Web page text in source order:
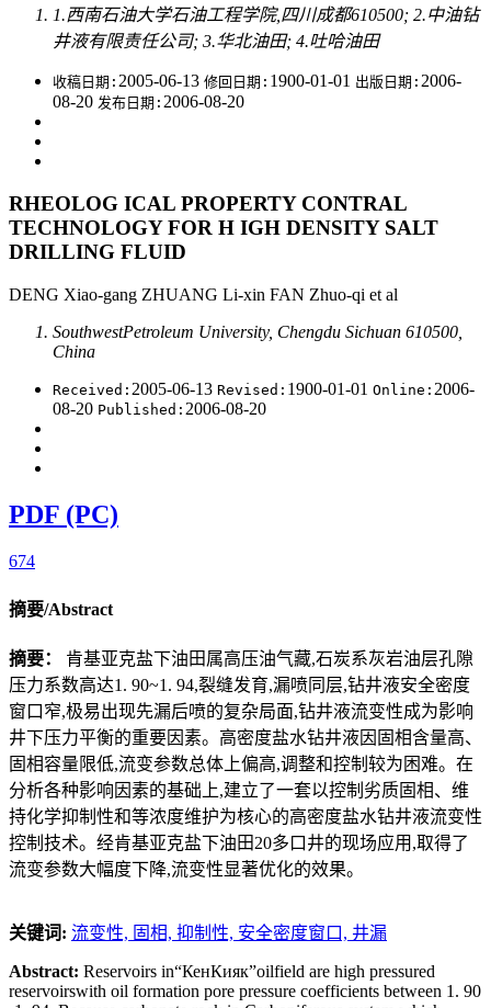
1.西南石油大学石油工程学院,四川成都610500; 2.中油钻
井液有限责任公司; 3.华北油田; 4.吐哈油田
收稿日期: 2005-06-13 修回日期: 1900-01-01 出版日期: 2006-
08-20 发布日期: 2006-08-20
RHEOLOG ICAL PROPERTY CONTRAL
TECHNOLOGY FOR H IGH DENSITY SALT
DRILLING FLUID
DENG Xiao-gang ZHUANG Li-xin FAN Zhuo-qi et al
SouthwestPetroleum University, Chengdu Sichuan 610500,
China
Received: 2005-06-13 Revised: 1900-01-01 Online: 2006-
08-20 Published: 2006-08-20
PDF (PC)
674
摘要/Abstract
摘要： 肯基亚克盐下油田属高压油气藏,石炭系灰岩油层孔隙
压力系数高达1. 90~1. 94,裂缝发育,漏喷同层,钻井液安全密度
窗口窄,极易出现先漏后喷的复杂局面,钻井液流变性成为影响
井下压力平衡的重要因素。高密度盐水钻井液因固相含量高、
固相容量限低,流变参数总体上偏高,调整和控制较为困难。在
分析各种影响因素的基础上,建立了一套以控制劣质固相、维
持化学抑制性和等浓度维护为核心的高密度盐水钻井液流变性
控制技术。经肯基亚克盐下油田20多口井的现场应用,取得了
流变参数大幅度下降,流变性显著优化的效果。
关键词: 流变性, 固相, 抑制性, 安全密度窗口, 井漏
Abstract: Reservoirs in“КенКияк”oilfield are high pressured
reservoirswith oil formation pore pressure coefficients between 1. 90